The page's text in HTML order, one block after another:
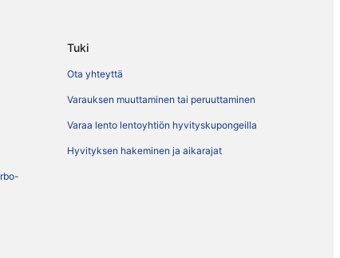
Tuki
Ota yhteyttä
Varauksen muuttaminen tai peruuttaminen
Varaa lento lentoyhtiön hyvityskupongeilla
Hyvityksen hakeminen ja aikarajat